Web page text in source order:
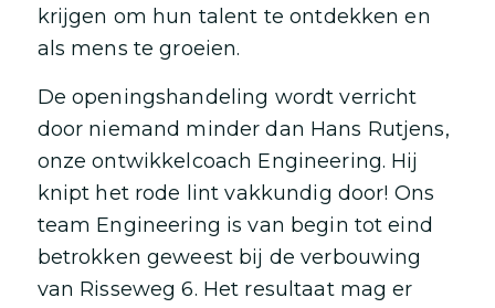
krijgen om hun talent te ontdekken en
als mens te groeien.
De openingshandeling wordt verricht
door niemand minder dan Hans Rutjens,
onze ontwikkelcoach Engineering. Hij
knipt het rode lint vakkundig door! Ons
team Engineering is van begin tot eind
betrokken geweest bij de verbouwing
van Risseweg 6. Het resultaat mag er